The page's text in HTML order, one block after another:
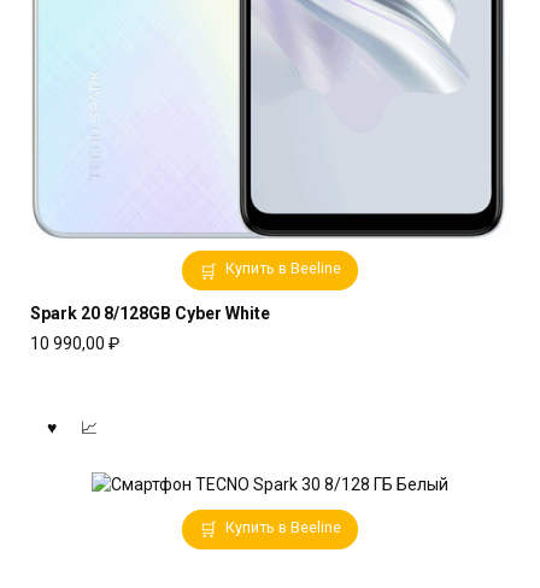
Купить в Beeline
Spark 20 8/128GB Cyber White
10 990,00 ₽
Купить в Beeline